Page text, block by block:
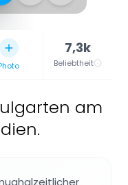
7,3k
Beliebtheit
am